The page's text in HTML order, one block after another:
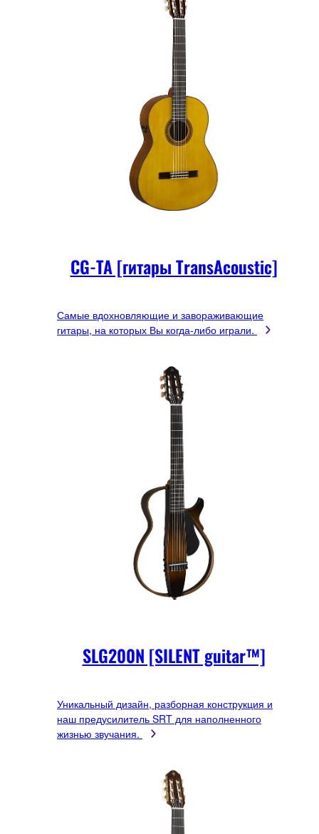
CG-TA [гитары TransAcoustic]
Самые вдохновляющие и завораживающие
гитары, на которых Вы когда-либо играли.
SLG200N [SILENT guitar™]
Уникальный дизайн, разборная конструкция и
наш предусилитель SRT для наполненного
жизнью звучания.